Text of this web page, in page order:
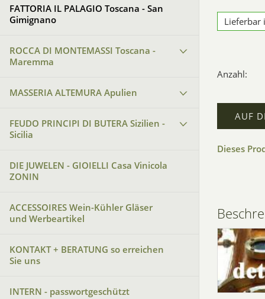
FATTORIA IL PALAGIO Toscana - San
Gimignano
ROCCA DI MONTEMASSI Toscana -
Maremma
MASSERIA ALTEMURA Apulien
FEUDO PRINCIPI DI BUTERA Sizilien -
Sicilia
DIE JUWELEN - GIOIELLI Casa Vinicola
ZONIN
ACCESSOIRES Wein-Kühler Gläser
und Werbeartikel
KONTAKT + BERATUNG so erreichen
Sie uns
INTERN - passwortgeschützt
Lieferbar
Anzahl:
AUF
Dieses